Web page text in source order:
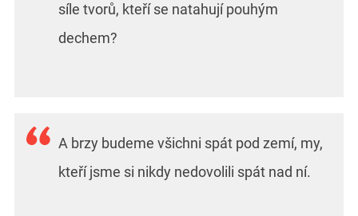
síle tvorů, kteří se natahují pouhým
dechem?
A brzy budeme všichni spát pod zemí, my,
kteří jsme si nikdy nedovolili spát nad ní.